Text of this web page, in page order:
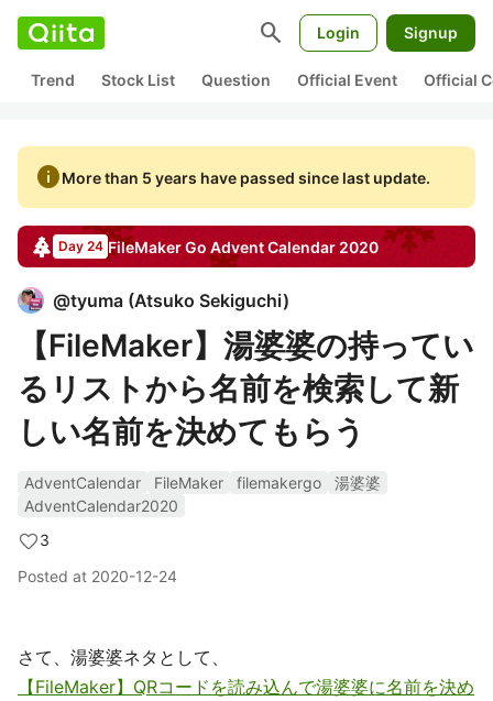
search Login Signup
Trend Stock List Question Official Event Official
infoMore than 5 years have passed since last update.
Day 24 FileMaker Go Advent Calendar 2020
@tyuma (Atsuko Sekiguchi)
【FileMaker】湯婆婆の持ってい
るリストから名前を検索して新
しい名前を決めてもらう
AdventCalendar FileMaker filemakergo
湯婆婆
AdventCalendar2020
3
Posted at 2020-12-24
さて、湯婆婆ネタとして、
【FileMaker】QRコードを読み込んで湯婆婆に名前を決め